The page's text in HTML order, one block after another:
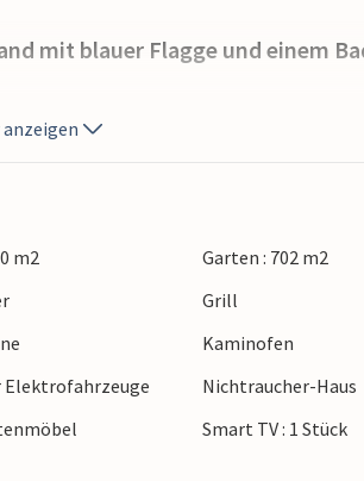
mit blauer Flagge und einem
geprägt.
frische Waren für Ihre Mahlzeiten
Restaurants in einem Radius von
sind Sie schnell in Aarhus zu
anzeigen
m2
Garten : 702 m2
Grill
Kaminofen
Elektrofahrzeuge
Nichtraucher-Haus
Smart TV : 1 Stück